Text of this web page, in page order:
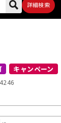
詳細検索
アンプ
キャンペーン